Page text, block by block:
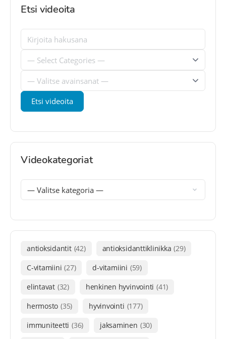
Etsi videoita
Videokategoriat
antioksidantit (42) antioksidanttiklinikka (29)
C-vitamiini (27) d-vitamiini (59)
elintavat (32) henkinen hyvinvointi (41)
hermosto (35) hyvinvointi (177)
immuniteetti (36) jaksaminen (30)